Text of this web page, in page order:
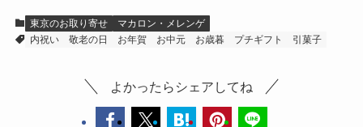
東京のお取り寄せ
マカロン・メレンゲ
内祝い
敬老の日 お年賀 お中元 お歳暮 プチギフト 引菓子
よかったらシェアしてね